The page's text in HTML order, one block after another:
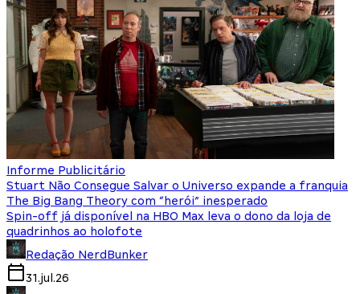
Informe Publicitário
Stuart Não Consegue Salvar o Universo expande a franquia
The Big Bang Theory com “herói” inesperado
Spin-off já disponível na HBO Max leva o dono da loja de
quadrinhos ao holofote
Redação NerdBunker
31.jul.26